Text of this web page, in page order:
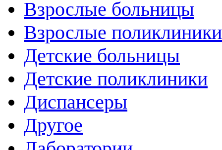
Взрослые больницы
Взрослые поликлиники
Детские больницы
Детские поликлиники
Диспансеры
Другое